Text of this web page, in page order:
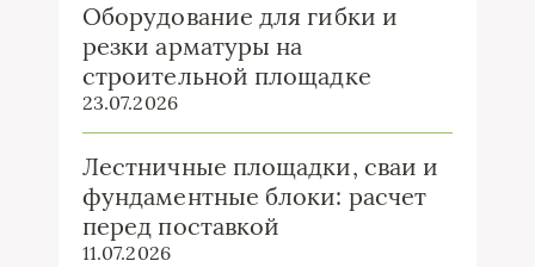
Оборудование для гибки и
резки арматуры на
строительной площадке
23.07.2026
Лестничные площадки, сваи и
фундаментные блоки: расчет
перед поставкой
11.07.2026